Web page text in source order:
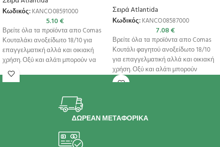
Κωδικός: KANCO08591000
5.10€
Βρείτε όλα τα προϊόντα απο Comas
Κουταλάκι ανοξείδωτο 18/10 για
επαγγελματική αλλά και οικιακή
χρήση. Οξύ και αλάτι μπορούν να
Σειρά Atlantida
Κωδικός: KANCO08587000
7.08€
Βρείτε όλα τα προϊόντα απο Comas
Κουτάλι φαγητού ανοξείδωτο 18/10
για επαγγελματική αλλά και οικιακή
χρήση. Οξύ και αλάτι μπορούν
ΔΩΡΕΑΝ ΜΕΤΑΦΟΡΙΚΑ